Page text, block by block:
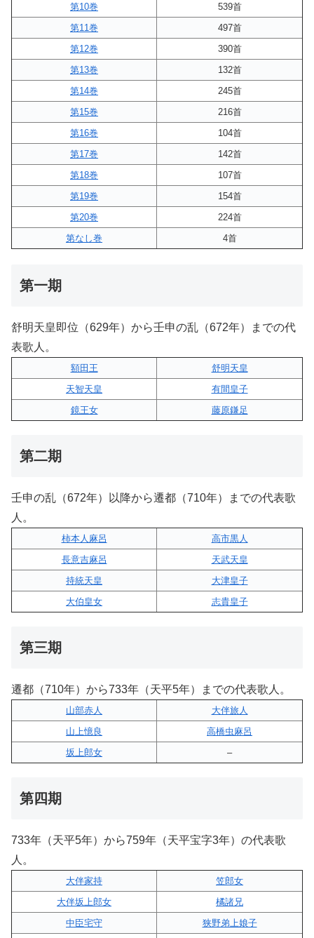
第10巻
539首
第11巻
497首
第12巻
390首
第13巻
132首
第14巻
245首
第15巻
216首
第16巻
104首
第17巻
142首
第18巻
107首
第19巻
154首
第20巻
224首
第なし巻
4首
第一期
舒明天皇即位（629年）から壬申の乱（672年）までの代
表歌人。
額田王
舒明天皇
天智天皇
有間皇子
鏡王女
藤原鎌足
第二期
壬申の乱（672年）以降から遷都（710年）までの代表歌
人。
柿本人麻呂
高市黒人
長意吉麻呂
天武天皇
持統天皇
大津皇子
大伯皇女
志貴皇子
第三期
遷都（710年）から733年（天平5年）までの代表歌人。
山部赤人
大伴旅人
山上憶良
高橋虫麻呂
坂上郎女
–
第四期
733年（天平5年）から759年（天平宝字3年）の代表歌
人。
大伴家持
笠郎女
大伴坂上郎女
橘諸兄
中臣宅守
狭野弟上娘子